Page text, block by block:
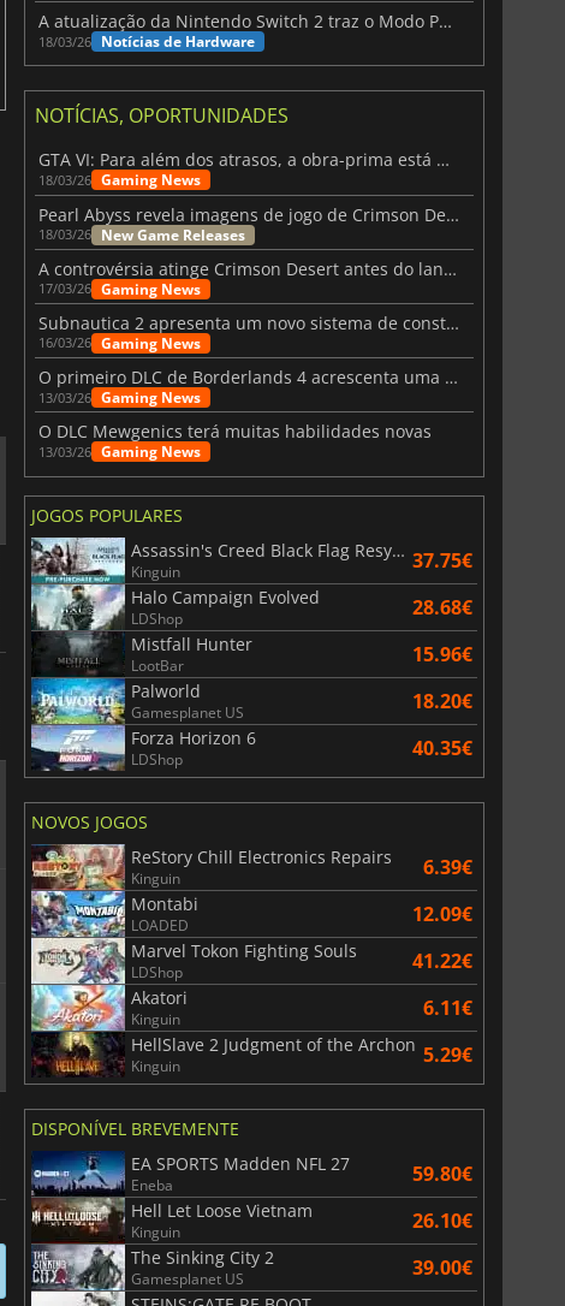
A atualização da Nintendo Switch 2 traz o Modo Portátil aos jogos mais antigos da Switch
18/03/26 Notícias de Hardware
NOTÍCIAS, OPORTUNIDADES
GTA VI: Para além dos atrasos, a obra-prima está quase a chegar
18/03/26 Gaming News
Pearl Abyss revela imagens de jogo de Crimson Desert para a PS5
18/03/26 New Game Releases
A controvérsia atinge Crimson Desert antes do lançamento
17/03/26 Gaming News
Subnautica 2 apresenta um novo sistema de construção de bases
16/03/26 Gaming News
O primeiro DLC de Borderlands 4 acrescenta uma nova personagem e muito mais
13/03/26 Gaming News
O DLC Mewgenics terá muitas habilidades novas
13/03/26 Gaming News
JOGOS POPULARES
Assassin's Creed Black Flag Resynced
Kinguin 37.75€
Halo Campaign Evolved
LDShop 28.68€
Mistfall Hunter
LootBar 15.96€
Palworld
Gamesplanet US 18.20€
Forza Horizon 6
LDShop 40.35€
NOVOS JOGOS
ReStory Chill Electronics Repairs
Kinguin 6.39€
Montabi
LOADED 12.09€
Marvel Tokon Fighting Souls
LDShop 41.22€
Akatori
Kinguin 6.11€
HellSlave 2 Judgment of the Archon
Kinguin 5.29€
DISPONÍVEL BREVEMENTE
EA SPORTS Madden NFL 27
Eneba 59.80€
Hell Let Loose Vietnam
Kinguin 26.10€
The Sinking City 2
Gamesplanet US 39.00€